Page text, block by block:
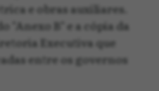
e obras auxiliares.
"Anexo B" e a cópia da
Executiva que
entre os governos